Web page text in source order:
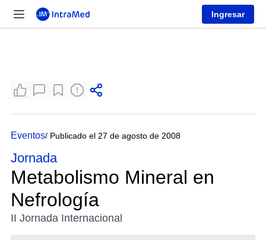
Ingresar
Eventos/ Publicado el 27 de agosto de 2008
Jornada
Metabolismo Mineral en
Nefrología
II Jornada Internacional